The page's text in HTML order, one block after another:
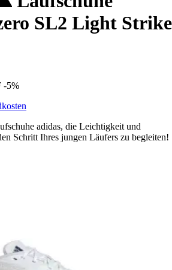
SL2 Light Strike
-5%
adidas, die Leichtigkeit und
Schritt Ihres jungen Läufers zu begleiten!